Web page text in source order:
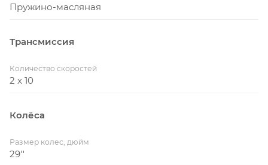
Пружино-масляная
Трансмиссия
Количество скоростей
2 x 10
Колёса
Размер колес, дюйм
29''